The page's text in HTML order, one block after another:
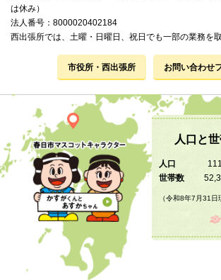
は休み）
法人番号：8000020402184
西出張所では、土曜・日曜日、祝日でも一部の業務を
市役所・西出張所 お問い合わせ
人口と
人口
世帯数
（令和8年7月31日